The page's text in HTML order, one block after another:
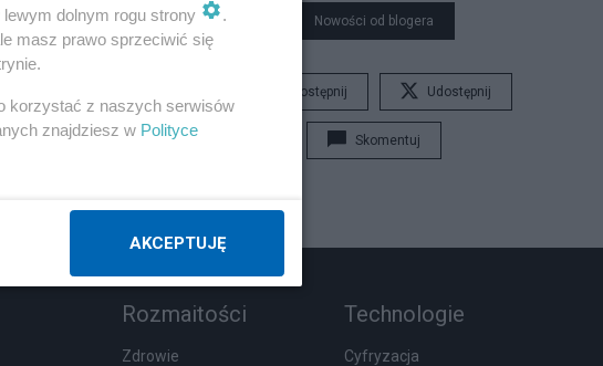
Nowości od blogera
Udostępnij Udostępnij
Skomentuj
Rozmaitości
Zdrowie
Technologie
Cyfryzacja
dolnym rogu strony
.
masz prawo sprzeciwić się
korzystać z naszych serwisów
znajdziesz w Polityce
AKCEPTUJĘ